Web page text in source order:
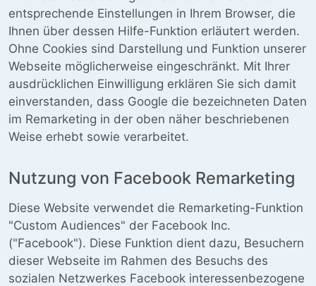
entsprechende Einstellungen in Ihrem Browser, die
Ihnen über dessen Hilfe-Funktion erläutert werden.
Ohne Cookies sind Darstellung und Funktion unserer
Webseite möglicherweise eingeschränkt. Mit Ihrer
ausdrücklichen Einwilligung erklären Sie sich damit
einverstanden, dass Google die bezeichneten Daten
im Remarketing in der oben näher beschriebenen
Weise erhebt sowie verarbeitet.
Nutzung von Facebook Remarketing
Diese Website verwendet die Remarketing-Funktion
"Custom Audiences" der Facebook Inc.
("Facebook"). Diese Funktion dient dazu, Besuchern
dieser Webseite im Rahmen des Besuchs des
sozialen Netzwerkes Facebook interessenbezogene